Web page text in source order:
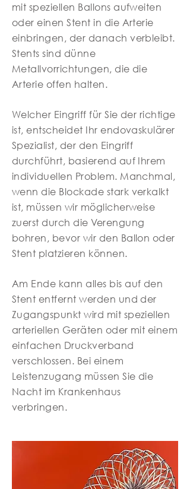
mit speziellen Ballons aufweiten
oder einen Stent in die Arterie
einbringen, der danach verbleibt.
Stents sind dünne
Metallvorrichtungen, die die
Arterie offen halten.
Welcher Eingriff für Sie der richtige
ist, entscheidet Ihr endovaskulärer
Spezialist, der den Eingriff
durchführt, basierend auf Ihrem
individuellen Problem. Manchmal,
wenn die Blockade stark verkalkt
ist, müssen wir möglicherweise
zuerst durch die Verengung
bohren, bevor wir den Ballon oder
Stent platzieren können.
Am Ende kann alles bis auf den
Stent entfernt werden und der
Zugangspunkt wird mit speziellen
arteriellen Geräten oder mit einem
einfachen Druckverband
verschlossen. Bei einem
Leistenzugang müssen Sie die
Nacht im Krankenhaus
verbringen.